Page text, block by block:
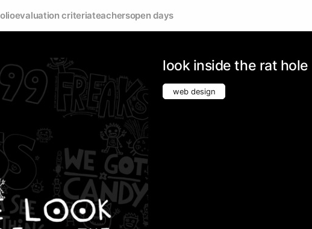
evaluation criteriateachersopen days
look inside the rat hole
web design